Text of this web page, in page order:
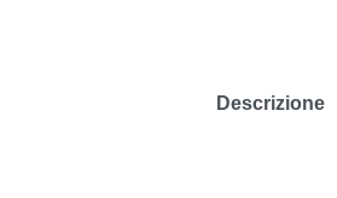
Descrizione